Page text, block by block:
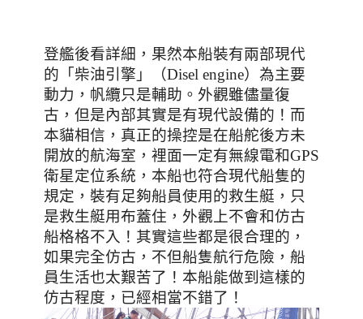
登艦後看詳細，果然本船裝有兩部現代
的「柴油引擎」（Disel engine）為主要
動力，帆纜只是輔助。外觀雖儘量復
古，但是內部其實是有現代設備的！而
本貓相信，真正的操控是在船舵後方未
開放的航海室，裡面一定有無線電和GPS
衛星定位系統，本船也符合現代船隻的
規定，裝有足夠船員使用的救生艇，只
是救生艇用布蓋住，外觀上不會和仿古
船格格不入！其實這些都是很合理的，
如果完全仿古，不但船隻航行危險，船
員生活也太艱苦了！本船能做到這樣的
仿古程度，已經相當不錯了！